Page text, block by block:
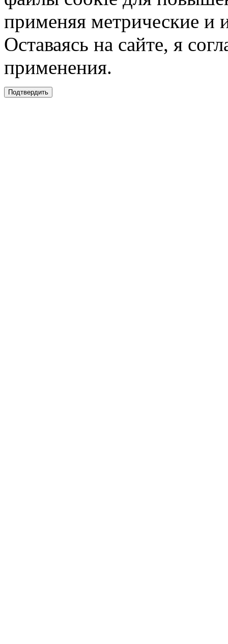
применяя метрические и
Оставаясь на сайте, я
применения.
Подтвердить